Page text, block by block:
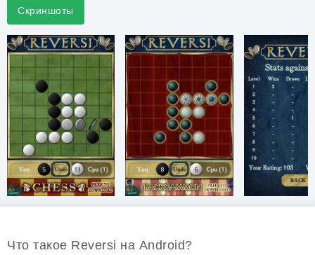
Скриншоты
Что такое Reversi на Android?